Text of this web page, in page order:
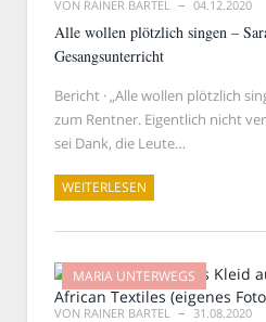
VON RAINER BARTEL 04.12.2020
Alle wollen plötzlich singen –
Gesangsunterricht
Bericht · „Alle wollen plötzlich
zum Rentner. Eigentlich nicht
sei Dank, die Leute…
WEITERLESEN
MARIA UNTERWEGS
VON RAINER BARTEL 31.08.2020